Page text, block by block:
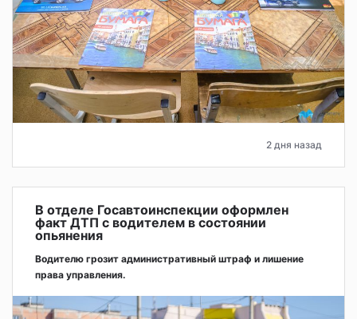
2 дня назад
В отделе Госавтоинспекции оформлен
факт ДТП с водителем в состоянии
опьянения
Водителю грозит административный штраф и лишение
права управления.